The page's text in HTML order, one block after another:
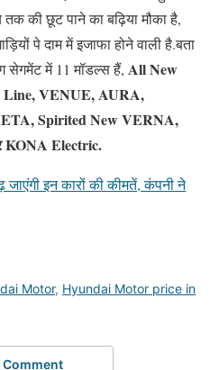
की छूट पाने का बढ़िया मौका है,
पे दाम में इजाफा होने वाली है.बता
में 11 मॉडल्स हैं, All New
Line, VENUE, AURA,
Spirited New VERNA,
Electric.
इन कारों की कीमतें, कंपनी ने
Motor, Hyundai Motor price in
Comment